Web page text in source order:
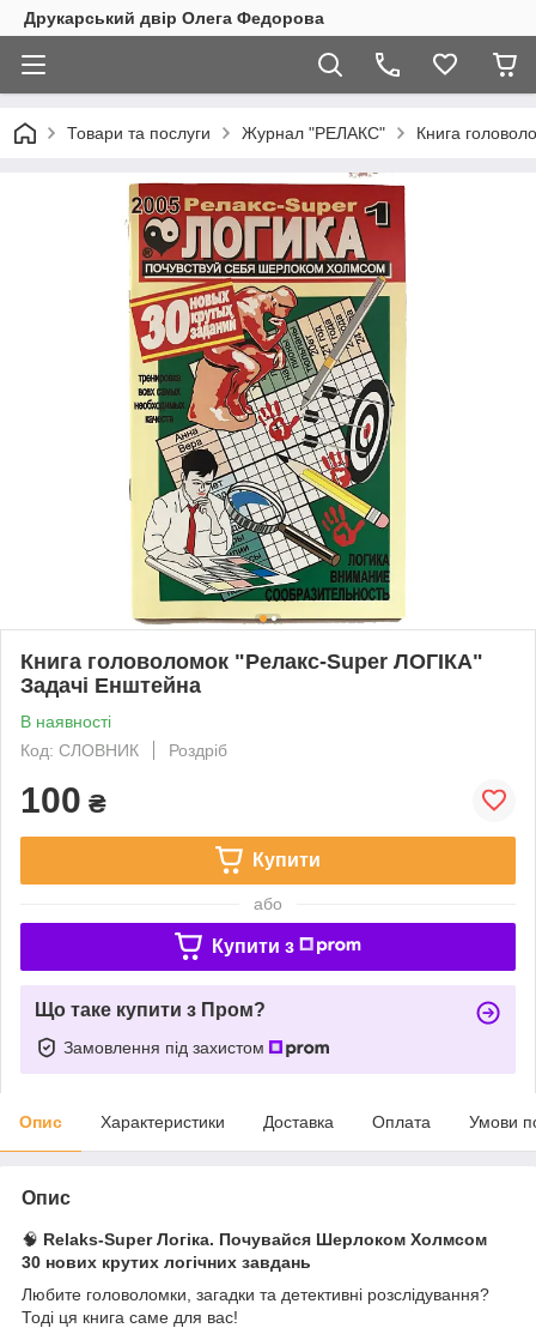
Друкарський двір Олега Федорова
Товари та послуги Журнал "РЕЛАКС" Книга
Книга головоломок "Релакс-Super ЛОГІКА"
Задачі Енштейна
В наявності
Код: СЛОВНИК
Роздріб
100 ₴
Купити
або
Купити з
Що таке купити з Пром?
Замовлення під захистом
Опис Характеристики Доставка Оплата Умови
Опис
🧠 Relaks-Super Логіка. Почувайся Шерлоком Холмсом
30 нових крутих логічних завдань
Любите головоломки, загадки та детективні розслідування?
Тоді ця книга саме для вас!